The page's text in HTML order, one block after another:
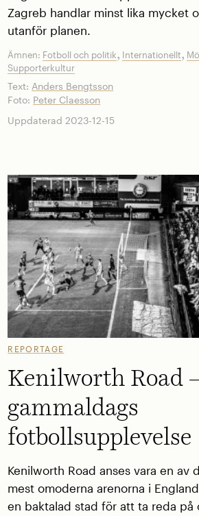
Zagreb handlar minst lika mycket
utanför planen.
Ämnen: Fotboll och politik, Internationellt,
Supporterkultur
Text: Anders Bengtsson
Foto: Peter Claesson
Uppdaterad 2023-12-15
REPORTAGE
Kenilworth Road
gammaldags
fotbollsupplevelse
Kenilworth Road anses vara en av
mest omoderna arenorna i
en baktalad stad för att ta reda på